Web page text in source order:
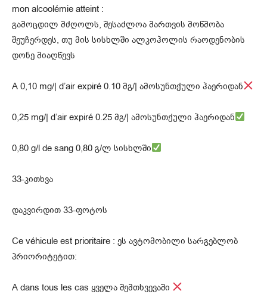
mon alcoolémie atteint :
გამოცდილ მძღოლს, შესაძლოა მართვის მოწმობა
შეუჩერდეს, თუ მის სისხლში ალკოჰოლის რაოდენობის
დონე მიაღწევს
A 0,10 mg/| d’air expiré 0.10 მგ/| ამოსუნთქული ჰაერიდან
0,25 mg/| d’air expiré 0.25 მგ/| ამოსუნთქული ჰაერიდან
0,80 g/l de sang 0,80 გ/ლ სისხლში
33-კითხვა
დაკვირდით 33-ფოტოს
Ce véhicule est prioritaire : ეს ავტომობილი სარგებლობ
პრიორიტეტით:
A dans tous les cas ყველა შემთხვევაში